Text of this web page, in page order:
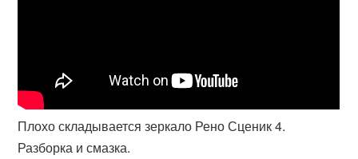
Плохо складывается зеркало Рено Сценик 4.
Разборка и смазка.